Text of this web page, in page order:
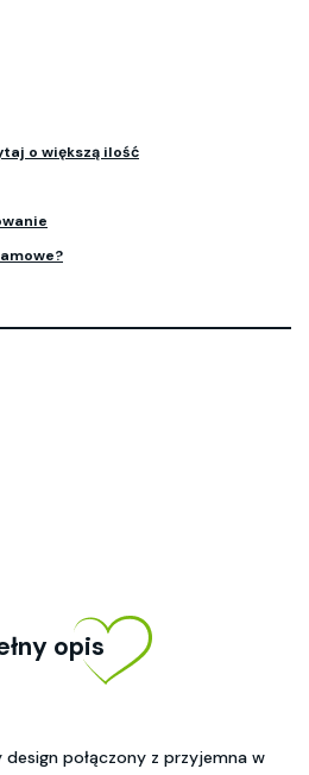
o większą ilość
opis
połączony z przyjemna w